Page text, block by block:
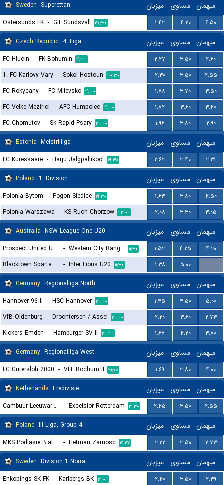
Sweden Superettan میزبان مساوی میهمان
Ostersunds FK - GIF Sundsvall ۲۰:۳۰ ۱.۴۳ ۴.۲۰
۶.۵۰
Czech Republic 4. Liga میزبان مساوی میهمان
FC Hlucin - FK Bohumin ۱۹:۳۰ ۲.۲۷ ۳.۵۰
۲.۶۰
1. FC Karlovy Vary - Sokol Hostoun ۲۰:۳۰ ۲.۳۰ ۳.۵۰
۲.۵۵
FC Rokycany - FC Milevsko ۱۹:۰۰ ۱.۷۸ ۳.۷۰
۳.۵۰
FC Velke Mezirici - AFC Humpolec ۱۹:۰۰ ۱.۸۲ ۳.۶۰
۳.۴۰
FC Chomutov - Sk Rapid Psary ۲۰:۰۰ ۱.۹۶ ۳.۸۰
۲.۹۰
Estonia Meistriliiga میزبان مساوی میهمان
FC Kuressaare - Harju Jalgpallikool ۱۹:۳۰ ۲.۶۳ ۳.۴۰
۲.۳۱
Poland 1. Division میزبان مساوی میهمان
Polonia Bytom - Pogon Siedlce ۱۹:۳۰ ۱.۶۳ ۳.۸۰
۴.۵۰
Polonia Warszawa - KS Ruch Chorzow ۲۲:۰۰ ۲.۰۸ ۳.۳۰
۳.۰۵
Australia NSW League One U20 میزبان مساوی میهمان
Prospect United U20 - Western City Rangers FC U20 ۱۱:۳۰ ۱.۵۳ ۴.۲۵
۴.۲۰
Blacktown Spartans U20
- Inter Lions U20 ۱۱:۳۰ ۱.۳۸ ۵.۰۰
...
Germany Regionalliga North میزبان مساوی میهمان
Hannover 96 II - HSC Hannover ۲۰:۰۰ ۱.۴۵ ۴.۵۰
۵.۰۰
VfB Oldenburg - Drochtersen / Assel ۲۰:۰۰ ۲.۲۰ ۳.۶۰
۲.۷۳
Kickers Emden - Hamburger SV II ۲۰:۳۰ ۱.۶۷ ۴.۲۰
۳.۸۰
Germany Regionalliga West میزبان مساوی میهمان
FC Gutersloh 2000 - VFL Bochum II ۲۱:۰۰ ۱.۶۹ ۳.۸۰
۴.۰۰
Netherlands Eredivisie میزبان مساوی میهمان
Cambuur Leeuwarden - Excelsior Rotterdam ۲۱:۳۰ ۲.۴۵ ۳.۵۰
۲.۵۵
Poland III Liga, Group 4 میزبان مساوی میهمان
MKS Podlasie Biala Podlaska - Hetman Zamosc ۲۱:۲۷ ۲.۲۲ ۳.۵۰
۲.۷۳
Sweden Division 1 Norra میزبان مساوی میهمان
Enkopings SK FK - Karlbergs BK ۲۱:۰۰ ۲.۴۰ ۳.۵۰ ۲.۳۹